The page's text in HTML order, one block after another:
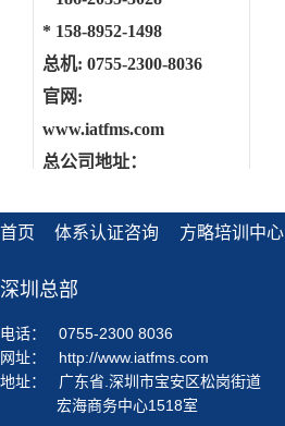
* 158-8952-1498
总机: 0755-2300-8036
官网:
www.iatfms.com
总公司地址：
海商务中心1518室
东莞市松山湖高新技术开
幢4楼
首页 体系认证咨询 方略培训中心
深圳总部
电话：
0755-2300 8036
网址：
http://www.iatfms.com
地址：
广东省.深圳市宝安区松岗街道
宏海商务中心1518室